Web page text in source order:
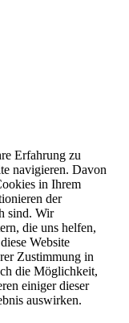
Erfahrung zu
navigieren. Davon
in Ihrem
der
sind. Wir
die uns helfen,
Website
Zustimmung in
die Möglichkeit,
einiger dieser
auswirken.